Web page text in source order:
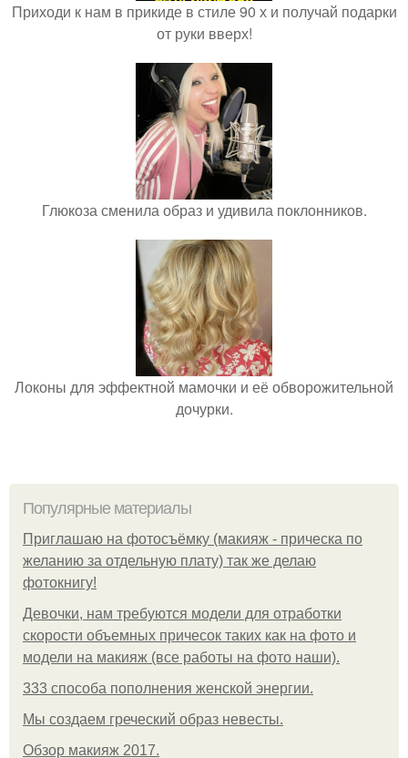
Приходи к нам в прикиде в стиле 90 х и получай подарки
от руки вверх!
Глюкоза сменила образ и удивила поклонников.
Локоны для эффектной мамочки и её обворожительной
дочурки.
Популярные материалы
Приглашаю на фотосъёмку (макияж - прическа по
желанию за отдельную плату) так же делаю
фотокнигу!
Девочки, нам требуются модели для отработки
скорости объемных причесок таких как на фото и
модели на макияж (все работы на фото наши).
333 способа пополнения женской энергии.
Мы создаем греческий образ невесты.
Обзор макияж 2017.